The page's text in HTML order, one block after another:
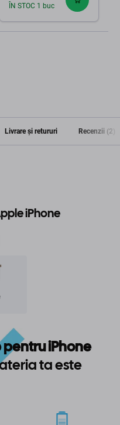
ÎN STOC 1 buc
Livrare și retururi Recenzii (2)
iPhone
iPhone
ta este